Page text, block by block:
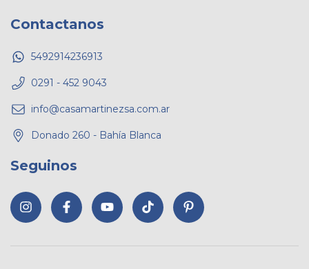
Contactanos
5492914236913
0291 - 452 9043
info@casamartinezsa.com.ar
Donado 260 - Bahía Blanca
Seguinos